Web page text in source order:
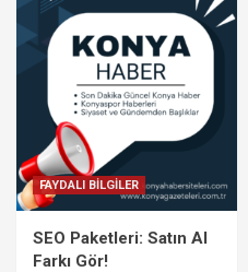
FAYDALI BİLGİLER
SEO Paketleri: Satın Al
Farkı Gör!